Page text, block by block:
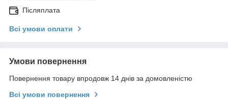
Післяплата
Всі умови оплати
Умови повернення
Повернення товару впродовж 14 днів за домовленістю
Всі умови повернення